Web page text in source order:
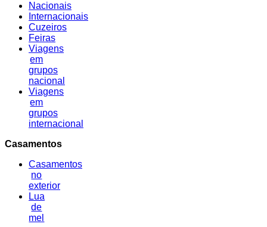
Nacionais
Internacionais
Cuzeiros
Feiras
Viagens
em
grupos
nacional
Viagens
em
grupos
internacional
Casamentos
Casamentos
no
exterior
Lua
de
mel